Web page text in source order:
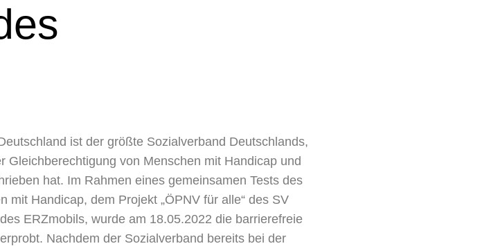
ist der größte Sozialverband Deutschlands,
Gleichberechtigung von Menschen mit Handicap und
hat. Im Rahmen eines gemeinsamen Tests des
mit Handicap, dem Projekt „ÖPNV für alle“ des SV
ERZmobils, wurde am 18.05.2022 die barrierefreie
Nachdem der Sozialverband bereits bei der